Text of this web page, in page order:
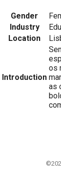
Gender
Industry
Location
Introduction
os
as